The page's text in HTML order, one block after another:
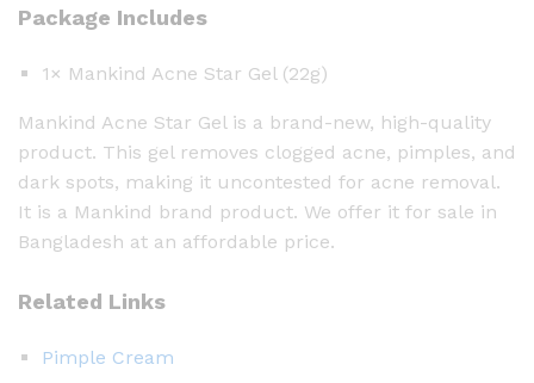
Package Includes
1× Mankind Acne Star Gel (22g)
Mankind Acne Star Gel is a brand-new, high-quality
product. This gel removes clogged acne, pimples, and
dark spots, making it uncontested for acne removal.
It is a Mankind brand product. We offer it for sale in
Bangladesh at an affordable price.
Related Links
Pimple Cream